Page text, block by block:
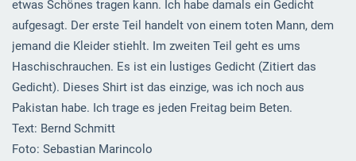
etwas Schönes tragen kann. Ich habe damals ein Gedicht
aufgesagt. Der erste Teil handelt von einem toten Mann, dem
jemand die Kleider stiehlt. Im zweiten Teil geht es ums
Haschischrauchen. Es ist ein lustiges Gedicht (Zitiert das
Gedicht). Dieses Shirt ist das einzige, was ich noch aus
Pakistan habe. Ich trage es jeden Freitag beim Beten.
Text: Bernd Schmitt
Foto: Sebastian Marincolo